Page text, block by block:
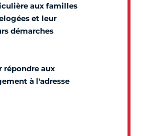
aux familles
et leur
démarches
répondre aux
à l'adresse